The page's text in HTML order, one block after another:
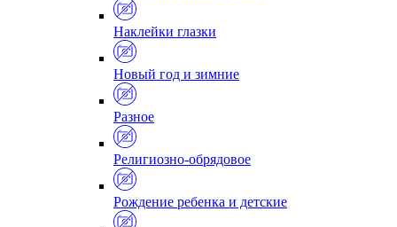
Наклейки глазки
Новый год и зимние
Разное
Религиозно-обрядовое
Рождение ребенка и детские